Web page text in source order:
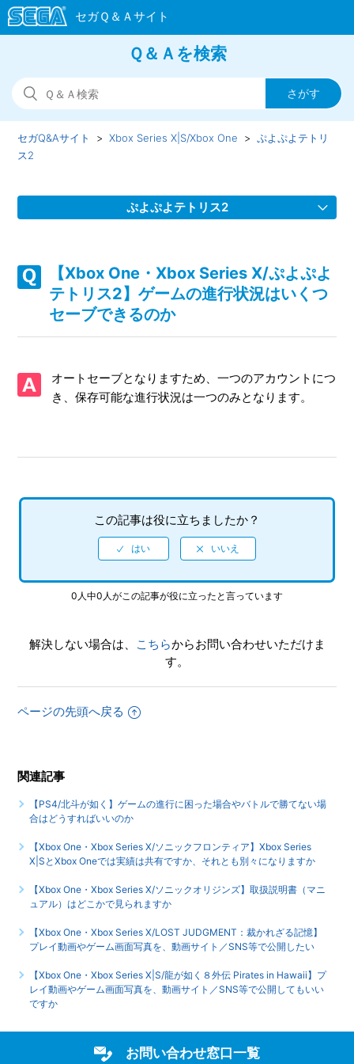
Ｑ＆Ａを検索
セガQ&Aサイト Xbox Series X|S/Xbox One
ぷよぷよテトリ
ス2
ぷよぷよテトリス2
難しい、コツなどはあるのか
【Xbox One・Xbox Series X/ぷよぷよテトリス2】ゲームの
進行状況はいくつセーブできるのか
とインターネット対戦ができるか
必要か
【Xbox One・Xbox Series X/ぷよぷよテトリス2】実績は
Xbox One版とXbox Series X版で共有できるか
【Xbox One・Xbox Series X/ぷよぷよテトリス2】スマート
【Xbox One・Xbox Series X/ぷよぷよテトリス2】公式ホー
【Xbox One・Xbox Series X/ぷよぷよ
テトリス2】ゲームの進行状況はいくつ
セーブできるのか
オートセーブとなりますため、一つのアカウントにつ
き、保存可能な進行状況は一つのみとなります。
この記事は役に立ちましたか？
0人中0人がこの記事が役に立ったと言っています
解決しない場合は、 こちらからお問い合わせいただけま
す。
ページの先頭へ戻る
関連記事
【PS4/北斗が如く】ゲームの進行に困った場合やバトルで勝てない場
合はどうすればいいのか
【Xbox One・Xbox Series X/ソニックフロンティア】Xbox Series
X|SとXbox Oneでは実績は共有ですか、それとも別々になりますか
【Xbox One・Xbox Series X/ソニックオリジンズ】取扱説明書（マニ
ュアル）はどこかで見られますか
【Xbox One・Xbox Series X/LOST JUDGMENT：裁かれざる記憶】
プレイ動画やゲーム画面写真を、動画サイト／SNS等で公開したい
【Xbox One・Xbox Series X|S/龍が如く８外伝 Pirates in Hawaii】プ
レイ動画やゲーム画面写真を、動画サイト／SNS等で公開してもいい
ですか
お問い合わせ窓口一覧